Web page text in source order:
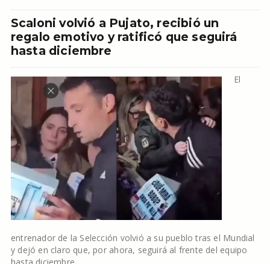
Scaloni volvió a Pujato, recibió un
regalo emotivo y ratificó que seguirá
hasta diciembre
El
entrenador de la Selección volvió a su pueblo tras el Mundial
y dejó en claro que, por ahora, seguirá al frente del equipo